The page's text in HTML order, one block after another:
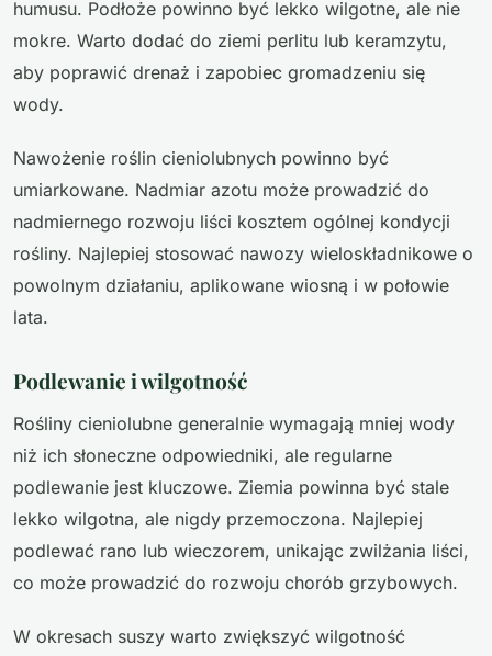
humusu. Podłoże powinno być lekko wilgotne, ale nie
mokre. Warto dodać do ziemi perlitu lub keramzytu,
aby poprawić drenaż i zapobiec gromadzeniu się
wody.
Nawożenie roślin cieniolubnych powinno być
umiarkowane. Nadmiar azotu może prowadzić do
nadmiernego rozwoju liści kosztem ogólnej kondycji
rośliny. Najlepiej stosować nawozy wieloskładnikowe o
powolnym działaniu, aplikowane wiosną i w połowie
lata.
Podlewanie i wilgotność
Rośliny cieniolubne generalnie wymagają mniej wody
niż ich słoneczne odpowiedniki, ale regularne
podlewanie jest kluczowe. Ziemia powinna być stale
lekko wilgotna, ale nigdy przemoczona. Najlepiej
podlewać rano lub wieczorem, unikając zwilżania liści,
co może prowadzić do rozwoju chorób grzybowych.
W okresach suszy warto zwiększyć wilgotność